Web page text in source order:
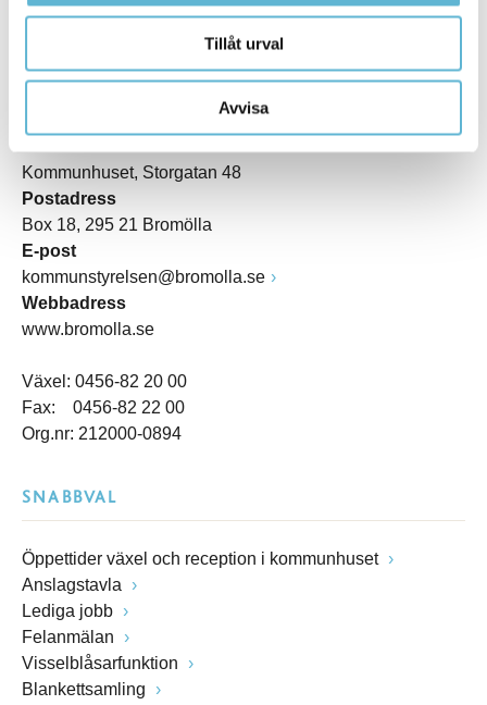
Tillåt urval
Avvisa
KONTAKT
Kommunhuset, Storgatan 48
Postadress
Box 18, 295 21 Bromölla
E-post
kommunstyrelsen@bromolla.se
Webbadress
www.bromolla.se
Växel: 0456-82 20 00
Fax: 0456-82 22 00
Org.nr: 212000-0894
SNABBVAL
Öppettider växel och reception i kommunhuset
Anslagstavla
Lediga jobb
Felanmälan
Visselblåsarfunktion
Blankettsamling